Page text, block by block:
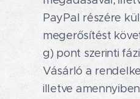
PayPal részére
megerősítést
g) pont szerinti
Vásárló a
illetve